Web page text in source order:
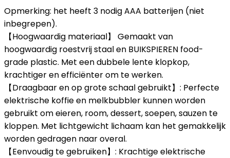
Opmerking: het heeft 3 nodig AAA batterijen (niet
inbegrepen).
【Hoogwaardig materiaal】 Gemaakt van
hoogwaardig roestvrij staal en BUIKSPIEREN food-
grade plastic. Met een dubbele lente klopkop,
krachtiger en efficiënter om te werken.
【Draagbaar en op grote schaal gebruikt】: Perfecte
elektrische koffie en melkbubbler kunnen worden
gebruikt om eieren, room, dessert, soepen, sauzen te
kloppen. Met lichtgewicht lichaam kan het gemakkelijk
worden gedragen naar overal.
【Eenvoudig te gebruiken】: Krachtige elektrische